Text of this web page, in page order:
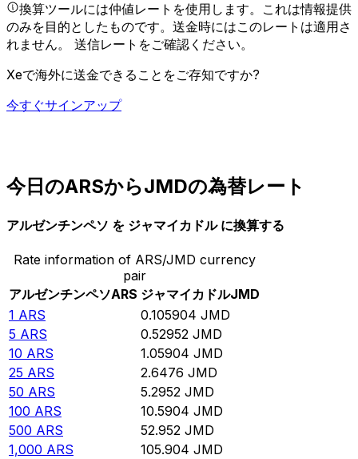
換算ツールには仲値レートを使用します。これは情報提供
のみを目的としたものです。送金時にはこのレートは適用さ
れません。 送信レートをご確認ください。
Xeで海外に送金できることをご存知ですか?
今すぐサインアップ
今日のARSからJMDの為替レート
アルゼンチンペソ を ジャマイカドル に換算する
Rate information of ARS/JMD currency
pair
アルゼンチンペソARS ジャマイカドルJMD
1 ARS 0.105904 JMD
5 ARS 0.52952 JMD
10 ARS 1.05904 JMD
25 ARS 2.6476 JMD
50 ARS 5.2952 JMD
100 ARS 10.5904 JMD
500 ARS 52.952 JMD
1,000 ARS 105.904 JMD